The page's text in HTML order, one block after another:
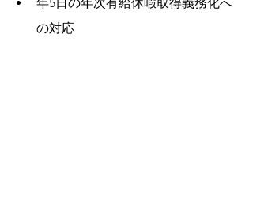
の対応